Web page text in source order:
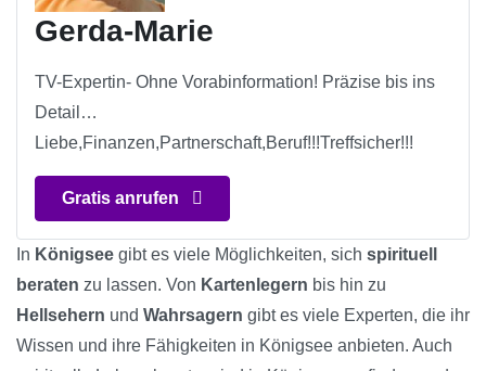
Gerda-Marie
TV-Expertin- Ohne Vorabinformation! Präzise bis ins
Detail…
Liebe,Finanzen,Partnerschaft,Beruf!!!Treffsicher!!!
Gratis anrufen
In Königsee gibt es viele Möglichkeiten, sich spirituell
beraten zu lassen. Von Kartenlegern bis hin zu
Hellsehern und Wahrsagern gibt es viele Experten, die ihr
Wissen und ihre Fähigkeiten in Königsee anbieten. Auch